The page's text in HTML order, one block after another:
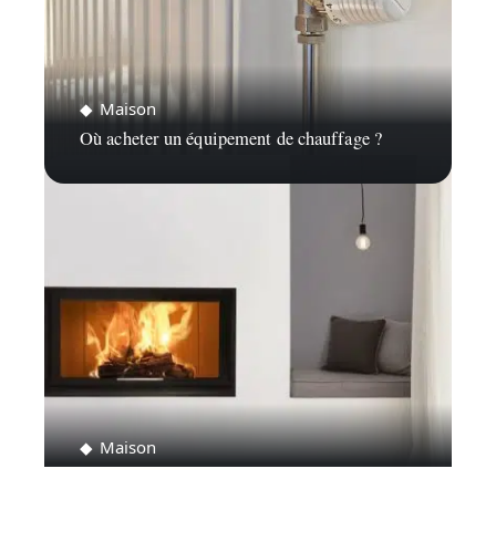
Maison
Où acheter un équipement de chauffage ?
Maison